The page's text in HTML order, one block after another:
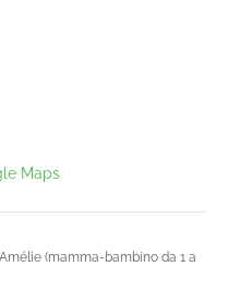
Maps
(mamma-bambino da 1 a